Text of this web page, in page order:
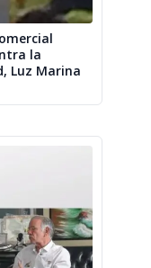
la
Luz Marina